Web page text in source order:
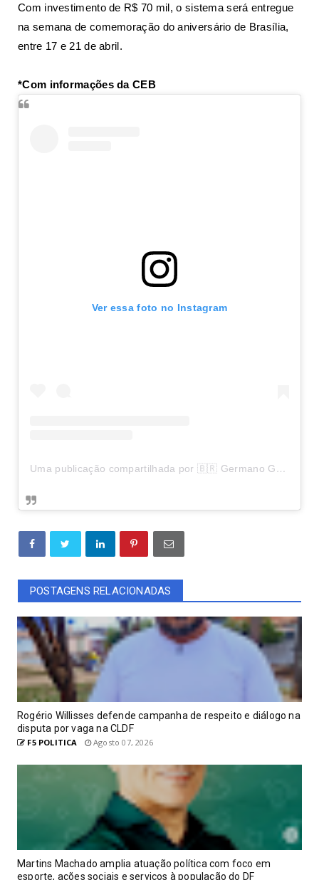
Com investimento de R$ 70 mil, o sistema será entregue
na semana de comemoração do aniversário de Brasília,
entre 17 e 21 de abril.
*Com informações da CEB
Ver essa foto no Instagram
Uma publicação compartilhada por 🇧🇷 Germano Guedes Leal (@germano.guedes_)
POSTAGENS RELACIONADAS
Rogério Willisses defende campanha de respeito e diálogo na
disputa por vaga na CLDF
F5 POLITICA Agosto 07, 2026
Martins Machado amplia atuação política com foco em
esporte, ações sociais e serviços à população do DF